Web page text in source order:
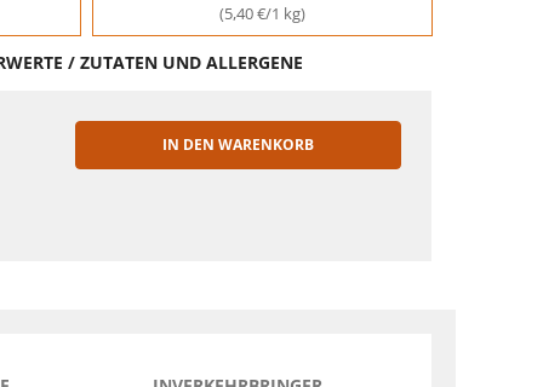
(5,40 €/1 kg)
/ ZUTATEN UND ALLERGENE
IN DEN WARENKORB